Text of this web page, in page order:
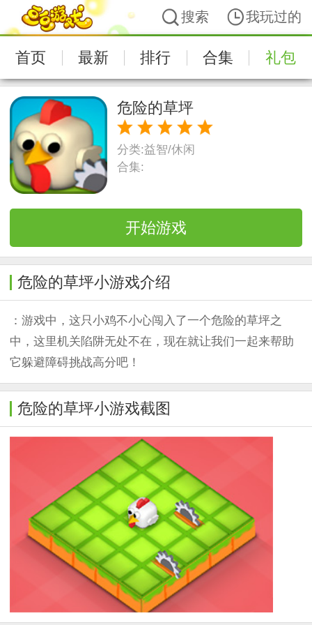
搜索 我玩过的
首页 最新 排行 合集 礼包
危险的草坪
分类:益智/休闲
合集:
开始游戏
危险的草坪小游戏介绍
：游戏中，这只小鸡不小心闯入了一个危险的草坪之
中，这里机关陷阱无处不在，现在就让我们一起来帮助
它躲避障碍挑战高分吧！
危险的草坪小游戏截图